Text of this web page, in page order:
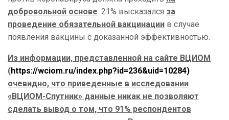
добровольной основе. 21% высказался за
проведение обязательной вакцинации в случае
появления вакцины с доказанной эффективностью.
Из информации, представленной на сайте ВЦИОМ
(https://wciom.ru/index.php?id=236&uid=10284)
очевидно, что приведенные в исследовании
«ВЦИОМ-Спутник» данные никак не позволяют
сделать вывод о том, что 91% респондентов